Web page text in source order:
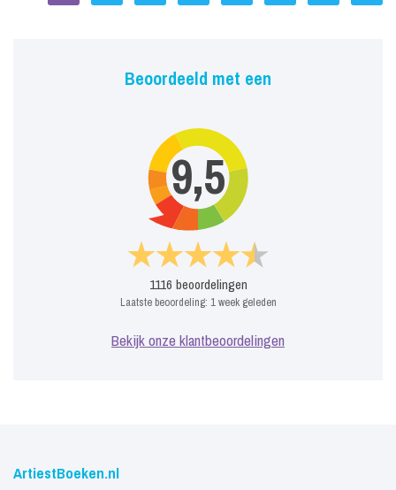
Beoordeeld met een
9,5
1116 beoordelingen
Laatste beoordeling: 1 week geleden
Bekijk onze klantbeoordelingen
ArtiestBoeken.nl